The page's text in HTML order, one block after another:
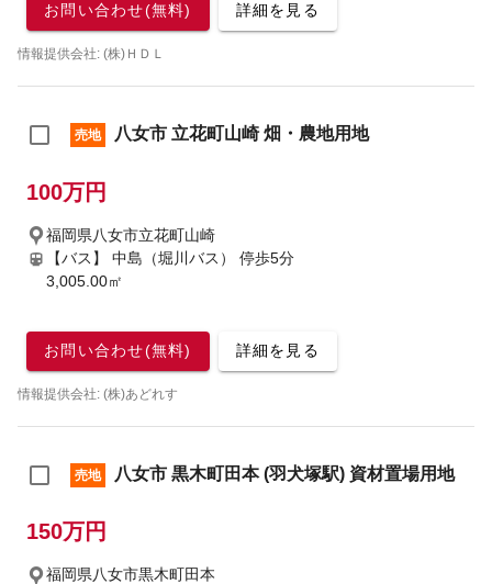
お問い合わせ(無料) 詳細を見る
情報提供会社: (株)ＨＤＬ
売地 八女市 立花町山崎 畑・農地用地
100万円
福岡県八女市立花町山崎
【バス】 中島（堀川バス） 停歩5分
3,005.00㎡
お問い合わせ(無料) 詳細を見る
情報提供会社: (株)あどれす
売地 八女市 黒木町田本 (羽犬塚駅) 資材置場用地
150万円
福岡県八女市黒木町田本